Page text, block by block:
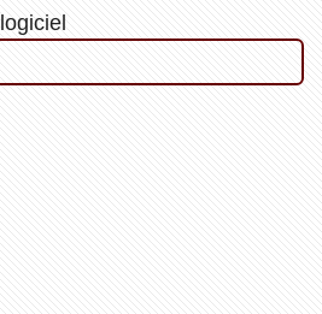
logiciel